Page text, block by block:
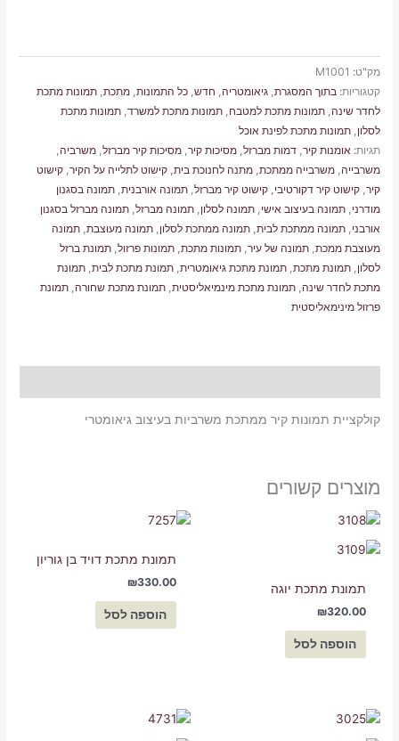
מק"ט: M1001
קטגוריות:בתוך המסגרת,גיאומטריה, חדש,כל התמונות,מתכת,תמונות מתכת
לחדר שינה,תמונות מתכת למטבח,תמונות מתכת למשרד,תמונות מתכת
לסלון,תמונות מתכת לפינת אוכל
תגיות: אומנות קיר,דמות מברזל,מסיכות קיר,מסיכות קיר מברזל,משרביה,
משרבייה,משרבייה ממתכת,מתנה לחנוכת בית,קישוט לתלייה על הקיר,קישוט
קיר,קישוט קיר דקורטיבי,קישוט קיר מברזל,תמונה אורבנית,תמונה בסגנון
מודרני,תמונה בעיצוב אישי,תמונה לסלון,תמונה מברזל,תמונה מברזל בסגנון
אורבני,תמונה ממתכת לבית,תמונה ממתכת לסלון,תמונה מעוצבת,תמונה
מעוצבת ממכת,תמונה של עיר,תמונות מתכת,תמונות פרזול,תמונת ברזל
לסלון,תמונת מתכת,תמונת מתכת גיאומטרית,תמונת מתכת לבית,תמונת
מתכת לחדר שינה,תמונת מתכת מינמיאליסטית,תמונת מתכת שחורה,תמונת
פרזול מינימאליסטית
קולקציית תמונות קיר ממתכת משרביות בעיצוב גיאומטרי
מוצרים קשורים
תמונת מתכת יוגה
₪320.00
הוספה לסל
תמונת מתכת דויד בן גוריון
₪330.00
הוספה לסל